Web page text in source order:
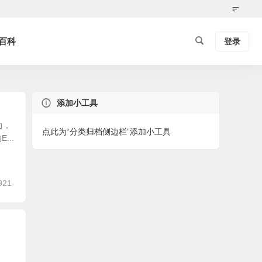
科 登录
添加小工具
点此为“分类归档侧边栏”添加小工具